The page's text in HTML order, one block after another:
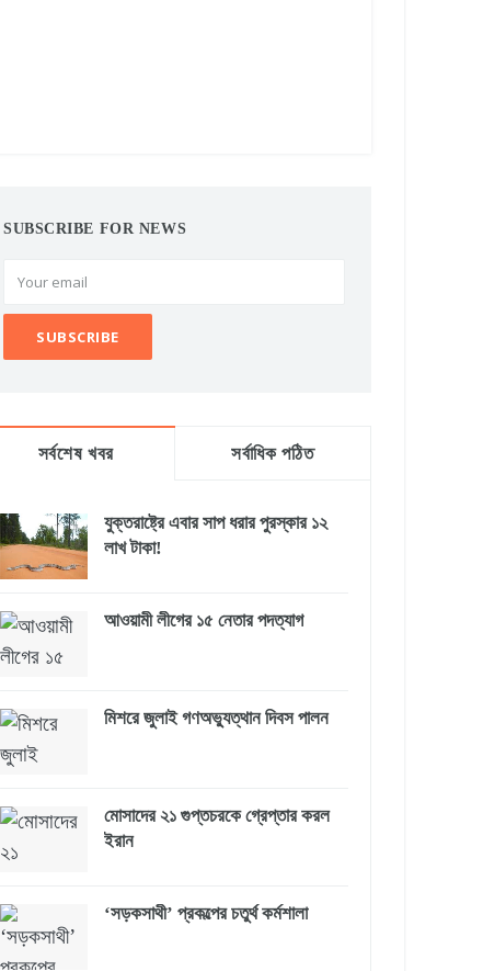
SUBSCRIBE FOR NEWS
সর্বশেষ খবর সর্বাধিক পঠিত
যুক্তরাষ্ট্রে এবার সাপ ধরার পুরস্কার ১২
লাখ টাকা!
আওয়ামী লীগের ১৫ নেতার পদত্যাগ
মিশরে জুলাই গণঅভ্যুত্থান দিবস পালন
মোসাদের ২১ গুপ্তচরকে গ্রেপ্তার করল
ইরান
‘সড়কসাথী’ প্রকল্পের চতুর্থ কর্মশালা